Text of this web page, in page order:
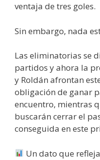
ventaja de tres goles.
Sin embargo, nada
Las eliminatorias se
partidos y ahora la
y Roldán afrontan
obligación de ganar
encuentro, mientras
buscarán cerrar el
conseguida en este
Un dato que